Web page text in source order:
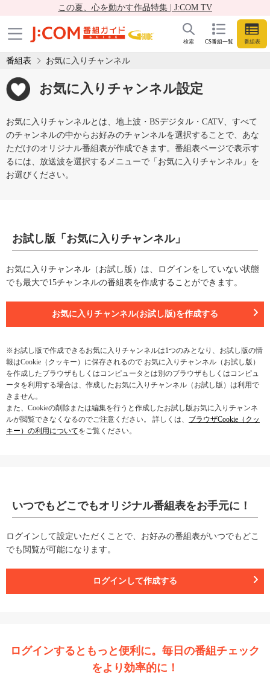
この夏、心を動かす作品特集 | J:COM TV
CS番組一覧 番組表
検索
番組表 お気に入りチャンネル
お気に入りチャンネル設定
お気に入りチャンネルとは、地上波・BSデジタル・CATV、すべて
のチャンネルの中からお好みのチャンネルを選択することで、あな
ただけのオリジナル番組表が作成できます。番組表ページで表示す
るには、放送波を選択するメニューで「お気に入りチャンネル」を
お選びください。
お試し版「お気に入りチャンネル」
お気に入りチャンネル（お試し版）は、ログインをしていない状態
でも最大で15チャンネルの番組表を作成することができます。
お気に入りチャンネル(お試し版)を作成する
※お試し版で作成できるお気に入りチャンネルは1つのみとなり、お試し版の情
報はCookie（クッキー）に保存されるので お気に入りチャンネル（お試し版）
を作成したブラウザもしくはコンピュータとは別のブラウザもしくはコンピュ
ータを利用する場合は、作成したお気に入りチャンネル（お試し版）は利用で
きません。
また、Cookieの削除または編集を行うと作成したお試し版お気に入りチャンネ
ルが閲覧できなくなるのでご注意ください。 詳しくは、 ブラウザCookie（クッ
キー）の利用についてをご覧ください。
いつでもどこでもオリジナル番組表をお手元に！
ログインして設定いただくことで、お好みの番組表がいつでもどこ
でも閲覧が可能になります。
ログインして作成する
ログインするともっと便利に。毎日の番組チェック
をより効率的に！